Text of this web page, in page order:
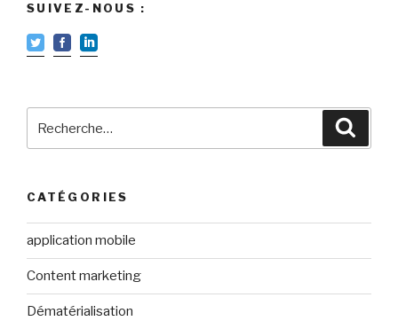
SUIVEZ-NOUS :
pour
CATÉGORIES
application mobile
Content marketing
Dématérialisation